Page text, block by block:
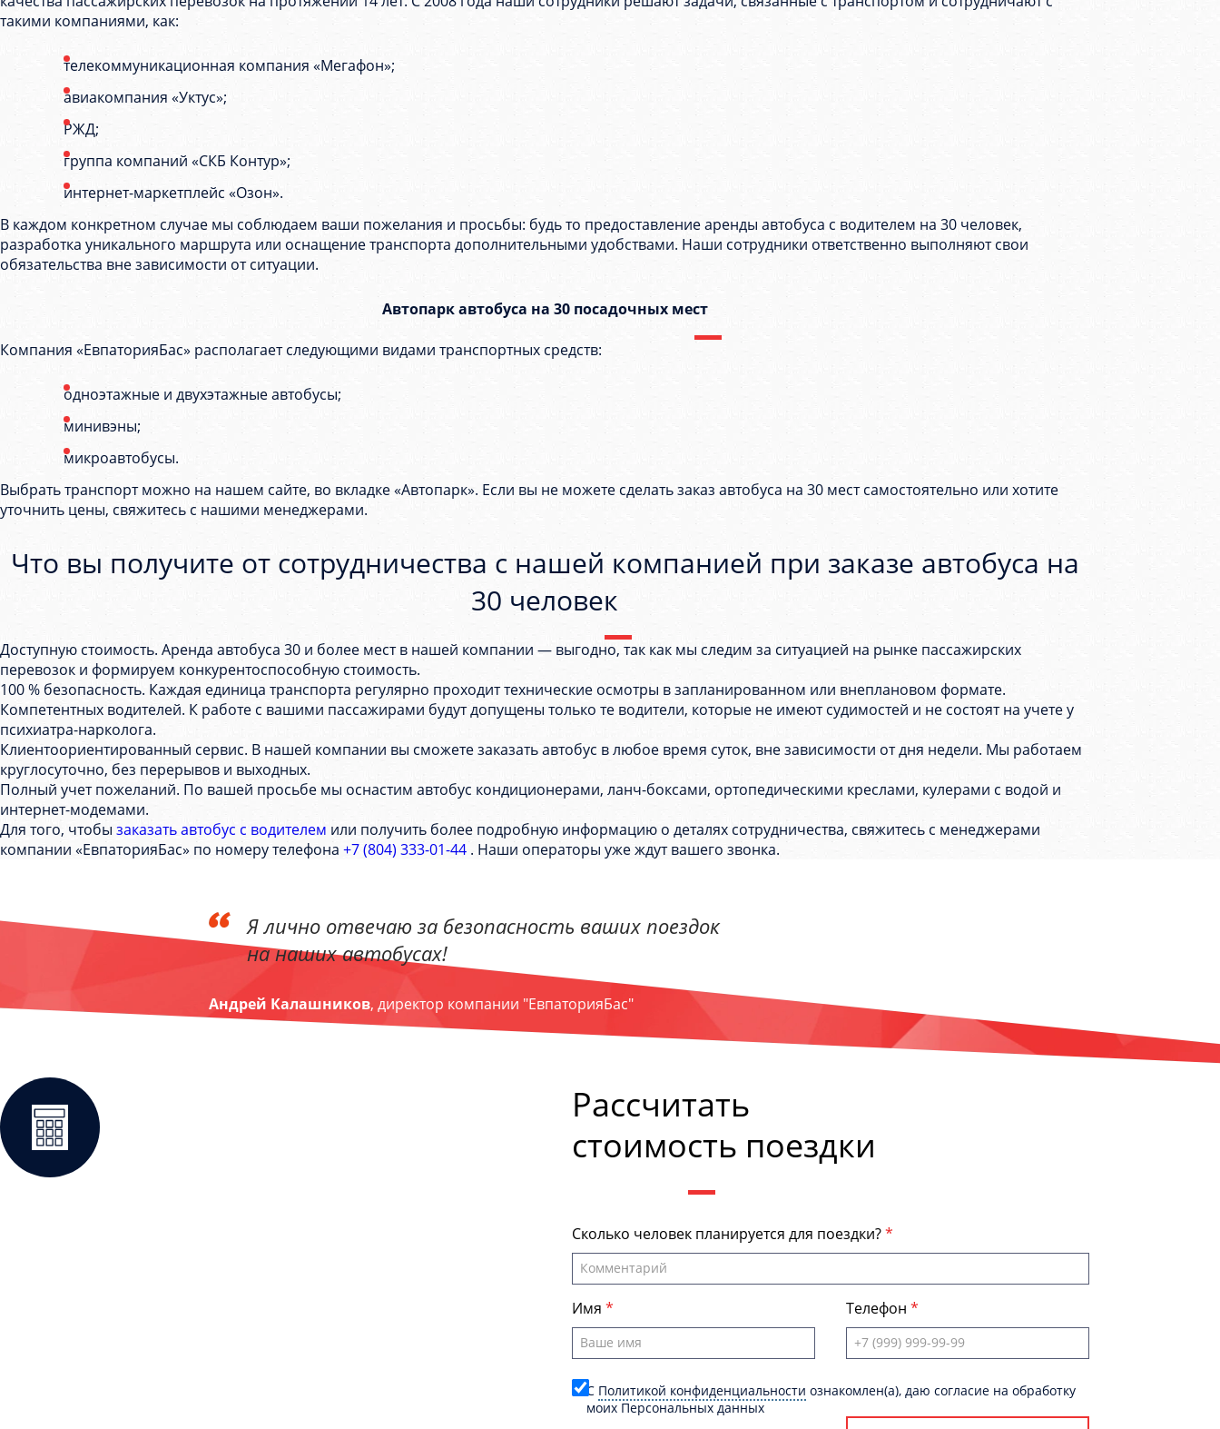
такими компаниями, как:
телекоммуникационная компания «Мегафон»;
авиакомпания «Уктус»;
РЖД;
группа компаний «СКБ Контур»;
интернет-маркетплейс «Озон».
В каждом конкретном случае мы соблюдаем ваши пожелания и просьбы: будь то предоставление аренды автобуса с водителем на 30 человек,
разработка уникального маршрута или оснащение транспорта дополнительными удобствами. Наши сотрудники ответственно выполняют свои
обязательства вне зависимости от ситуации.
Автопарк автобуса на 30 посадочных мест
Компания «ЕвпаторияБас» располагает следующими видами транспортных средств:
одноэтажные и двухэтажные автобусы;
минивэны;
микроавтобусы.
Выбрать транспорт можно на нашем сайте, во вкладке «Автопарк». Если вы не можете сделать заказ автобуса на 30 мест самостоятельно или хотите
уточнить цены, свяжитесь с нашими менеджерами.
Что вы получите от сотрудничества с нашей компанией при заказе автобуса на
30 человек
Доступную стоимость. Аренда автобуса 30 и более мест в нашей компании — выгодно, так как мы следим за ситуацией на рынке пассажирских
перевозок и формируем конкурентоспособную стоимость.
100 % безопасность. Каждая единица транспорта регулярно проходит технические осмотры в запланированном или внеплановом формате.
Компетентных водителей. К работе с вашими пассажирами будут допущены только те водители, которые не имеют судимостей и не состоят на учете у
психиатра-нарколога.
Клиентоориентированный сервис. В нашей компании вы сможете заказать автобус в любое время суток, вне зависимости от дня недели. Мы работаем
круглосуточно, без перерывов и выходных.
Полный учет пожеланий. По вашей просьбе мы оснастим автобус кондиционерами, ланч-боксами, ортопедическими креслами, кулерами с водой и
интернет-модемами.
Для того, чтобы заказать автобус с водителем или получить более подробную информацию о деталях сотрудничества, свяжитесь с менеджерами
компании «ЕвпаторияБас» по номеру телефона +7 (804) 333-01-44 . Наши операторы уже ждут вашего звонка.
Я лично отвечаю за безопасность ваших поездок
на наших автобусах!
Андрей Калашников, директор компании "ЕвпаторияБас"
Рассчитать
стоимость поездки
Сколько человек планируется для поездки?
Имя Телефон
C Политикой конфиденциальности ознакомлен(а), даю согласие на обработку
моих Персональных данных